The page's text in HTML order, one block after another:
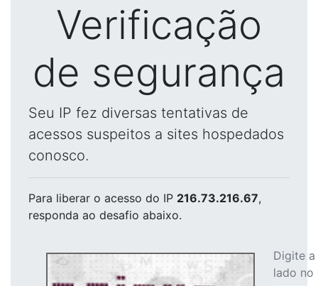
Verificação
de segurança
Seu IP fez diversas tentativas de
acessos suspeitos a sites hospedados
conosco.
Para liberar o acesso do IP 216.73.216.67,
responda ao desafio abaixo.
Digite
lado no